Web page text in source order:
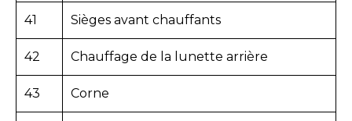
41 Sièges avant chauffants
42 Chauffage de la lunette arrière
43 Corne